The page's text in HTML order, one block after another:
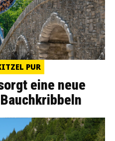
PUR
eine neue